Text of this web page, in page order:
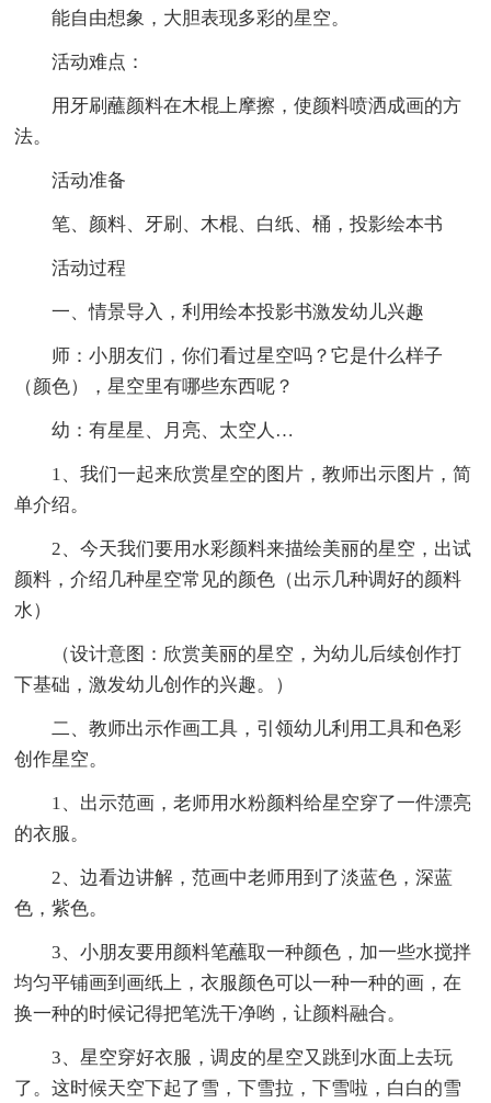
能自由想象，大胆表现多彩的星空。
活动难点：
用牙刷蘸颜料在木棍上摩擦，使颜料喷洒成画的方
法。
活动准备
笔、颜料、牙刷、木棍、白纸、桶，投影绘本书
活动过程
一、情景导入，利用绘本投影书激发幼儿兴趣
师：小朋友们，你们看过星空吗？它是什么样子
（颜色），星空里有哪些东西呢？
幼：有星星、月亮、太空人…
1、我们一起来欣赏星空的图片，教师出示图片，简
单介绍。
2、今天我们要用水彩颜料来描绘美丽的星空，出试
颜料，介绍几种星空常见的颜色（出示几种调好的颜料
水）
（设计意图：欣赏美丽的星空，为幼儿后续创作打
下基础，激发幼儿创作的兴趣。）
二、教师出示作画工具，引领幼儿利用工具和色彩
创作星空。
1、出示范画，老师用水粉颜料给星空穿了一件漂亮
的衣服。
2、边看边讲解，范画中老师用到了淡蓝色，深蓝
色，紫色。
3、小朋友要用颜料笔蘸取一种颜色，加一些水搅拌
均匀平铺画到画纸上，衣服颜色可以一种一种的画，在
换一种的时候记得把笔洗干净哟，让颜料融合。
3、星空穿好衣服，调皮的星空又跳到水面上去玩
了。这时候天空下起了雪，下雪拉，下雪啦，白白的雪